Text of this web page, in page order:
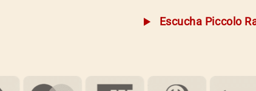
Escucha Piccolo